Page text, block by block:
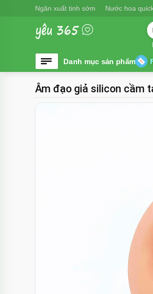
Ngăn xuất tinh sớm Nước hoa
Âm đạo giả silicon cầm